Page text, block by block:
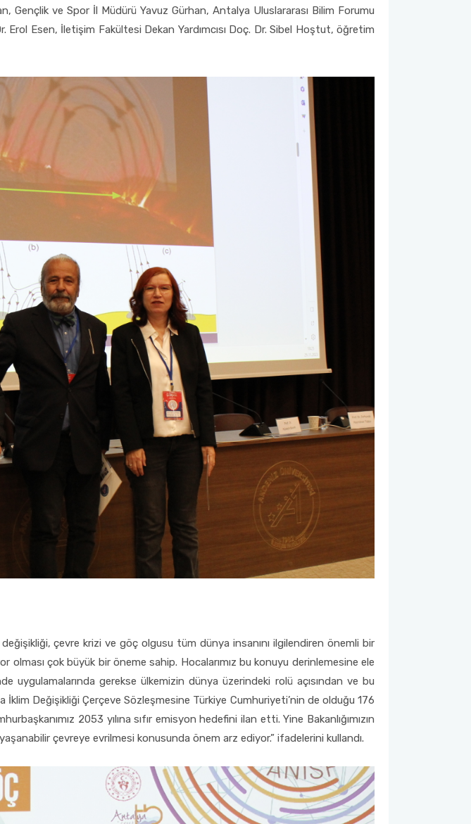
Gençlik ve Spor İl Müdürü Yavuz Gürhan, Antalya Uluslararası Bilim Forumu
Erol Esen, İletişim Fakültesi Dekan Yardımcısı Doç. Dr. Sibel Hoştut, öğretim
değişikliği, çevre krizi ve göç olgusu tüm dünya insanını ilgilendiren önemli bir
olması çok büyük bir öneme sahip. Hocalarımız bu konuyu derinlemesine ele
uygulamalarında gerekse ülkemizin dünya üzerindeki rolü açısından ve bu
İklim Değişikliği Çerçeve Sözleşmesine Türkiye Cumhuriyeti’nin de olduğu 176
2053 yılına sıfır emisyon hedefini ilan etti. Yine Bakanlığımızın
çevreye evrilmesi konusunda önem arz ediyor.” ifadelerini kullandı.